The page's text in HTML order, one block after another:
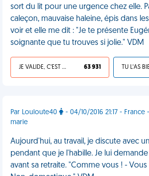
sort du lit pour une urgence chez elle.
caleçon, mauvaise haleine, épis dans
voir et elle me dit : "Je te présente
soignante que tu trouves si jolie." VDM
JE VALIDE, C'EST UNE VDM 63 931
Par Louloute40
- 04/10/2016 21:17 -
marie
Aujourd'hui, au travail, je discute avec
pendant que je l'habille. Je lui
avant sa retraite. "Comme vous ! -